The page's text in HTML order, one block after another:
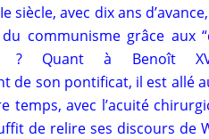
siècle, avec dix ans
communisme grâce aux
? Quant à Benoît
de son pontificat, il est allé
temps, avec l’acuité
de relire ses discours de